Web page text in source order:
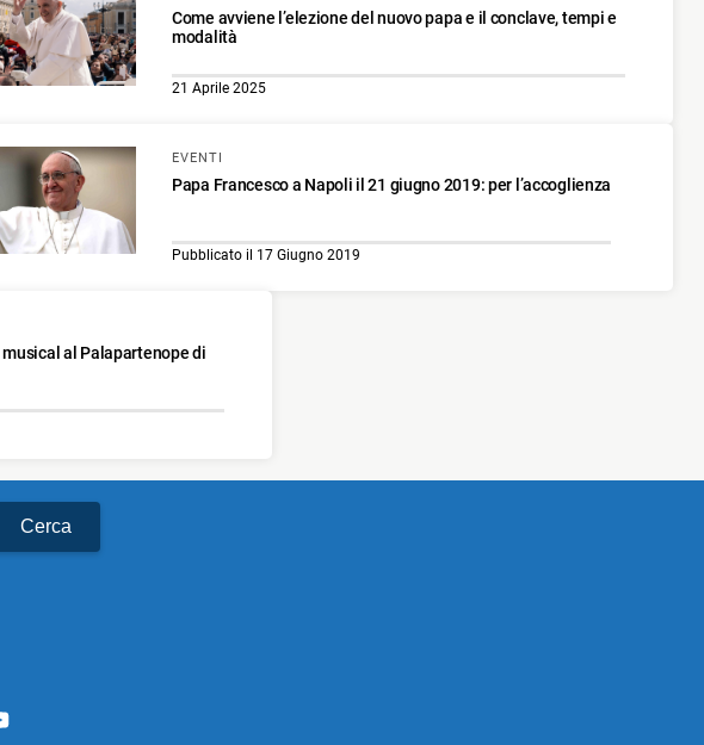
Come avviene l’elezione del nuovo papa e il conclave, tempi e
modalità
21 Aprile 2025
EVENTI
Papa Francesco a Napoli il 21 giugno 2019: per l’accoglienza
Pubblicato il 17 Giugno 2019
al Palapartenope di